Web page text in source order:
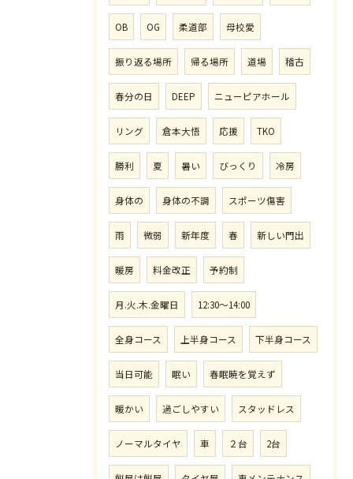
OB OG 柔道部 母校愛
振り返る場所 帰る場所 道場 稽古
春分の日 DEEP ニューピアホール
リング 倉本大悟 応援 TKO
勝利 夏 暑い びっくり 冷房
身体の 身体の不調 スポーツ傷害
雨 微弱 新年度 春 新しい門出
暖房 料金改正 予約制
月.火.木.金曜日 12:30〜14:00
全身コース 上半身コース 下半身コース
当日可能 眠い 春眠暁を覚えず
暖かい 過ごしやすい スタッドレス
ノーマルタイヤ 車 ２台 2台